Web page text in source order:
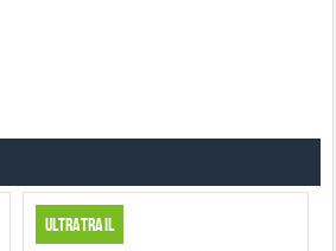
Ultratrail